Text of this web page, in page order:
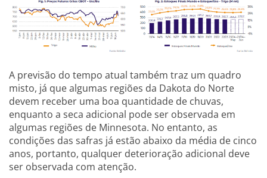
A previsão do tempo atual também traz um quadro
misto, já que algumas regiões da Dakota do Norte
devem receber uma boa quantidade de chuvas,
enquanto a seca adicional pode ser observada em
algumas regiões de Minnesota. No entanto, as
condições das safras já estão abaixo da média de cinco
anos, portanto, qualquer deterioração adicional deve
ser observada com atenção.